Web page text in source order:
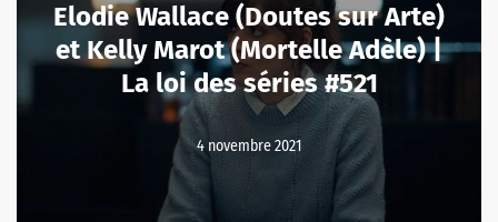
Elodie Wallace (Doutes sur Arte)
et Kelly Marot (Mortelle Adèle) |
La loi des séries #521
4 novembre 2021